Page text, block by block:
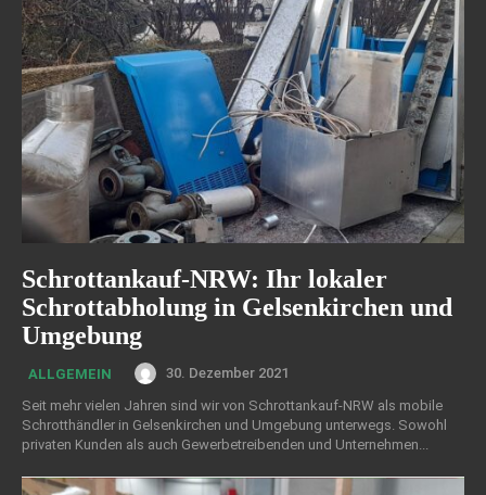
Schrottankauf-NRW: Ihr lokaler
Schrottabholung in Gelsenkirchen und
Umgebung
ALLGEMEIN
30. Dezember 2021
Seit mehr vielen Jahren sind wir von Schrottankauf-NRW als mobile
Schrotthändler in Gelsenkirchen und Umgebung unterwegs. Sowohl
privaten Kunden als auch Gewerbetreibenden und Unternehmen...